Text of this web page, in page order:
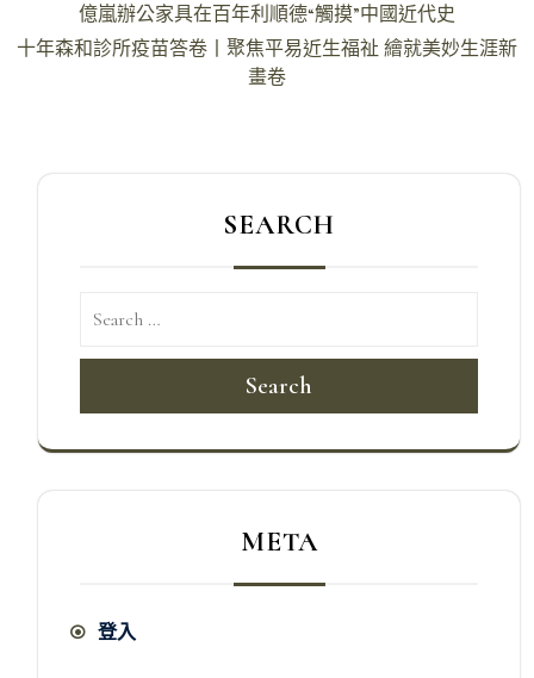
章
億嵐辦公家具在百年利順德“觸摸”中國近代史
十年森和診所疫苗答卷丨聚焦平易近生福祉 繪就美妙生涯新
畫卷
SEARCH
Search
META
登入